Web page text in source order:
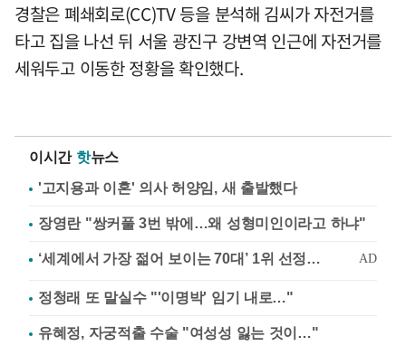
경찰은 폐쇄회로(CC)TV 등을 분석해 김씨가 자전거를
타고 집을 나선 뒤 서울 광진구 강변역 인근에 자전거를
세워두고 이동한 정황을 확인했다.
이시간 핫뉴스
'고지용과 이혼' 의사 허양임, 새 출발했다
장영란 "쌍커풀 3번 밖에…왜 성형미인이라고 하냐"
정청래 또 말실수 "'이명박' 임기 내로…"
유혜정, 자궁적출 수술 "여성성 잃는 것이…"